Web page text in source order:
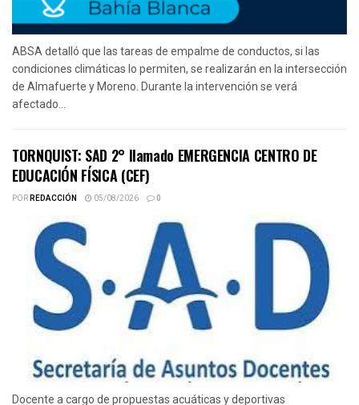
ABSA detalló que las tareas de empalme de conductos, si las
condiciones climáticas lo permiten, se realizarán en la intersección
de Almafuerte y Moreno. Durante la intervención se verá
afectado...
TORNQUIST: SAD 2° llamado EMERGENCIA CENTRO DE
EDUCACIÓN FÍSICA (CEF)
PORREDACCIÓN 05/08/2026 0
Docente a cargo de propuestas acuáticas y deportivas